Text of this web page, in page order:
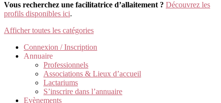
Vous recherchez une facilitatrice d’allaitement ? Découvrez les
profils disponibles ici.
Afficher toutes les catégories
Connexion / Inscription
Annuaire
Professionnels
Associations & Lieux d’accueil
Lactariums
S’inscrire dans l’annuaire
Evènements